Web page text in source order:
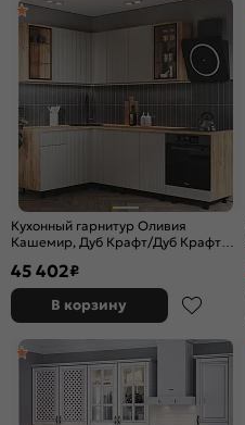
Кухонный гарнитур Оливия
Кашемир, Дуб Крафт/Дуб Крафт
45 402₽
В корзину